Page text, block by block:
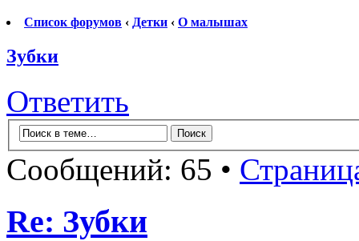
Список форумов ‹ Детки ‹ О малышах
Зубки
Ответить
Сообщений: 65 •
Re: Зубки